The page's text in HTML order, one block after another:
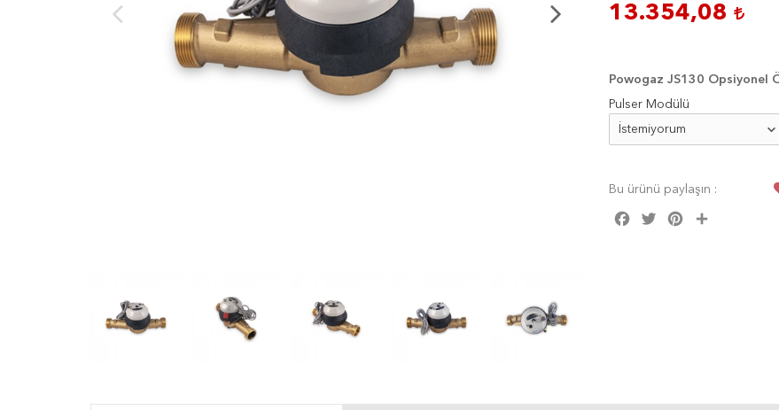
13.354,08
Powogaz JS130 Opsiyonel
Pulser Modülü
Bu ürünü paylaşın :
Facebook
Twitter Pinterest